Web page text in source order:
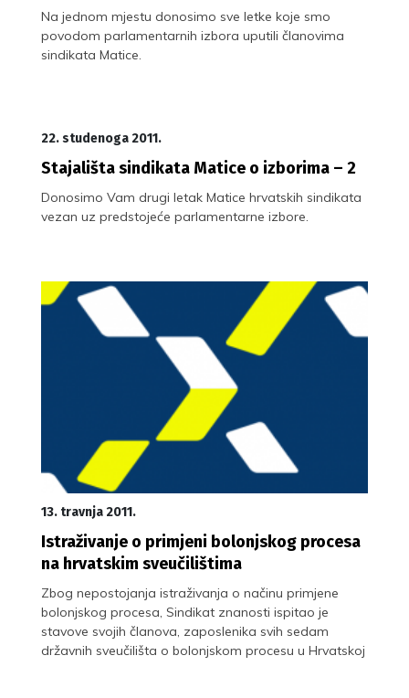
Na jednom mjestu donosimo sve letke koje smo
povodom parlamentarnih izbora uputili članovima
sindikata Matice.
22. studenoga 2011.
Stajališta sindikata Matice o izborima – 2
Donosimo Vam drugi letak Matice hrvatskih sindikata
vezan uz predstojeće parlamentarne izbore.
13. travnja 2011.
Istraživanje o primjeni bolonjskog procesa
na hrvatskim sveučilištima
Zbog nepostojanja istraživanja o načinu primjene
bolonjskog procesa, Sindikat znanosti ispitao je
stavove svojih članova, zaposlenika svih sedam
državnih sveučilišta o bolonjskom procesu u Hrvatskoj